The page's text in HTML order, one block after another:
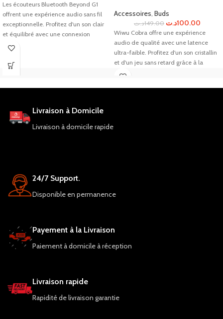
Les écouteurs Bluetooth Beyond G1
offrent une expérience audio sans fil
exceptionnelle. Profitez d'un son clair
et équilibré avec une connexion
stable.
Accessoires, Buds
149.00د.ت 100.00د.ت
Wiwu Cobra offre une expérience
audio de qualité avec une latence
ultra-faible. Profitez d'un son cristallin
et d'un jeu sans retard grâce à la
technologie Bluetooth 5.0. Les
Livraison à Domicile
Livraison à domicile rapide
24/7 Support.
Disponible en permanence
Payement à la Livraison
Paiement à domicile à réception
Livraison rapide
Rapidité de livraison garantie